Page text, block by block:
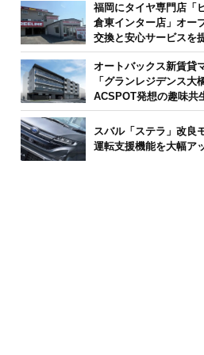
福岡にタイヤ専門店「
倉東インター店」オ
交換と安心サービスを
オートバックス新賃貸
「グランレジデンス
ACSPOT発想の趣味共
ス
スバル「ステラ」改良
運転支援機能を大幅ア